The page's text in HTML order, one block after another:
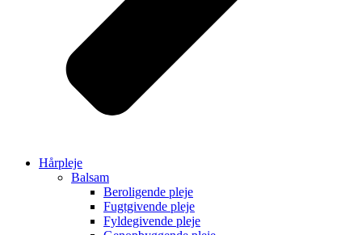
Hårpleje
Balsam
Beroligende pleje
Fugtgivende pleje
Fyldegivende pleje